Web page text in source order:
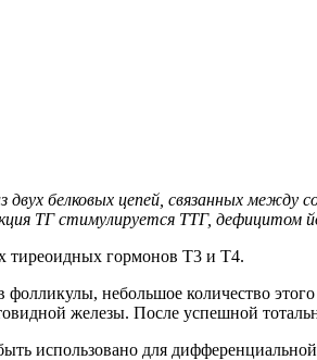
двух белковых цепей, связанных
ТГ стимулируется ТТГ,
тиреоидных гормонов Т3 и Т4.
фолликулы, небольшое количество
железы. После успешной
использовано для